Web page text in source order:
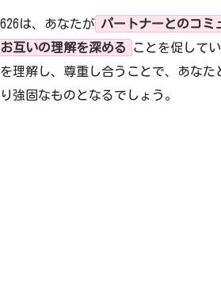
626は、あなたが パートナーとのコミ
お互いの理解を深める
ことを促して
を理解し、尊重し合うことで、あなた
り強固なものとなるでしょう。